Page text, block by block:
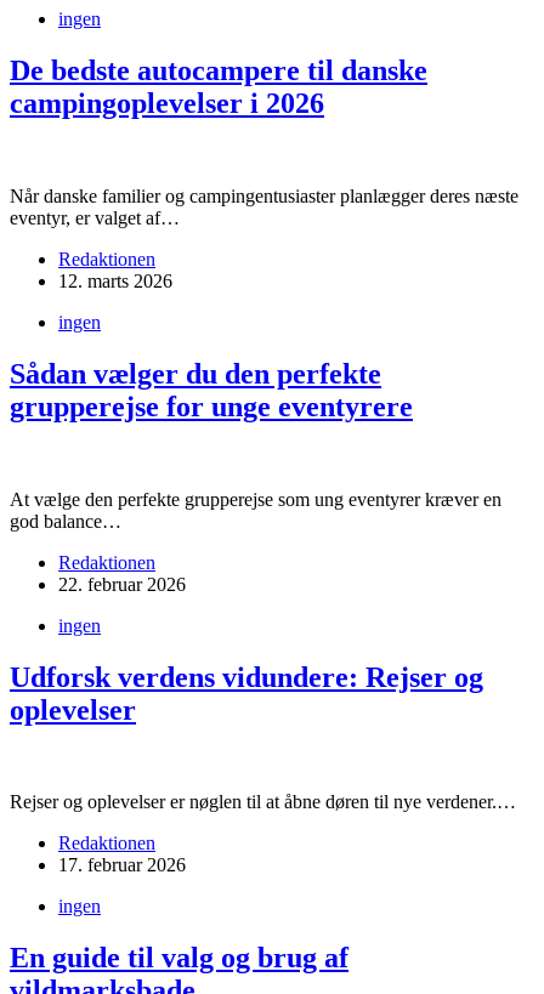
ingen
De bedste autocampere til danske
campingoplevelser i 2026
Når danske familier og campingentusiaster planlægger deres næste
eventyr, er valget af…
Redaktionen
12. marts 2026
ingen
Sådan vælger du den perfekte
grupperejse for unge eventyrere
At vælge den perfekte grupperejse som ung eventyrer kræver en
god balance…
Redaktionen
22. februar 2026
ingen
Udforsk verdens vidundere: Rejser og
oplevelser
Rejser og oplevelser er nøglen til at åbne døren til nye verdener.…
Redaktionen
17. februar 2026
ingen
En guide til valg og brug af